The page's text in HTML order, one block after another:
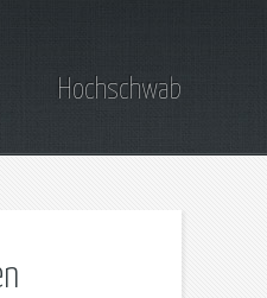
Hochschwab